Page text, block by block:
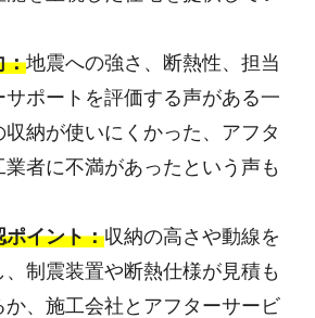
：地震への強さ、断熱性、担当
サポートを評価する声がある一
納が使いにくかった、アフタ
業者に不満があったという声も
ポイント：収納の高さや動線を
制震装置や断熱仕様が見積も
か、施工会社とアフターサービ